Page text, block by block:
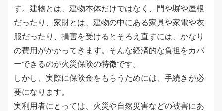
す。建物とは、建物本体だけではなく、門や塀や屋根
だったり、家財とは、建物の中にある家具や家電や衣
服だったり、損害を受けるとそろえ直すには、かなり
の費用がかかってきます。そんな経済的な負担をカバ
ーできるのが火災保険の特徴です。
しかし、実際に保険金をもらうためには、手続きが必
要になります。
実利用者にとっては、火災や自然災害などの被害にあ